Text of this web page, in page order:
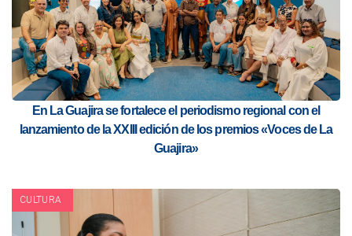
En La Guajira se fortalece el periodismo regional con el
lanzamiento de la XXIII edición de los premios «Voces de La
Guajira»
CULTURA